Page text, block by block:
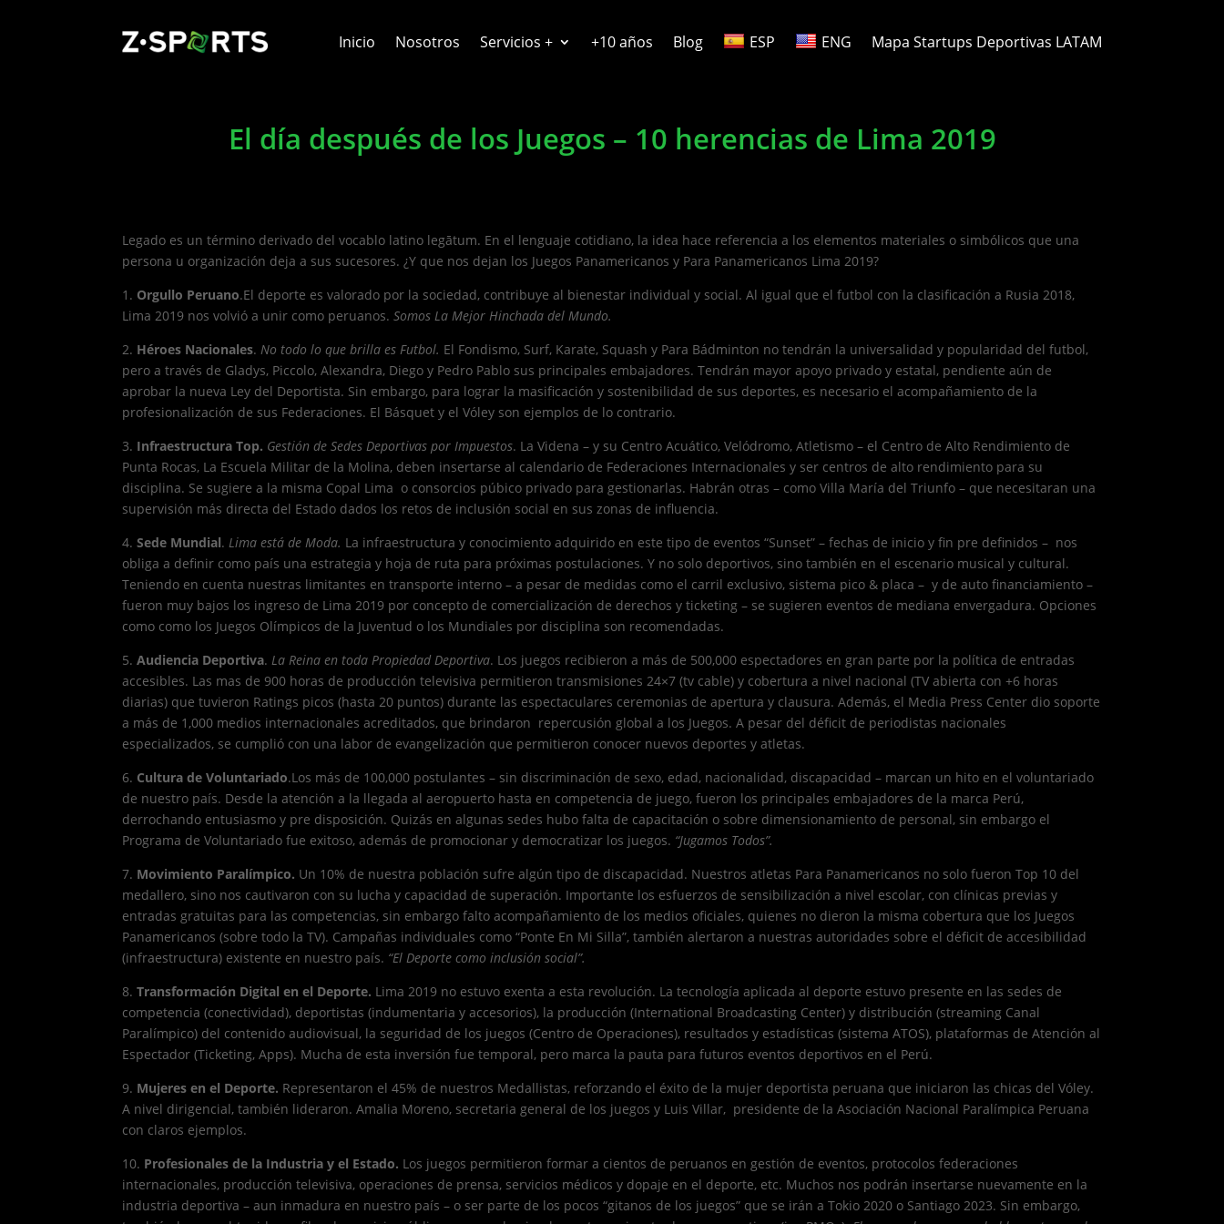
Inicio Nosotros Servicios + +10 años Blog ESP ENG Mapa Startups Deportivas LATAM
El día después de los Juegos – 10 herencias de Lima 2019
Legado es un término derivado del vocablo latino legātum. En el lenguaje cotidiano, la idea hace referencia a los elementos materiales o simbólicos que una
persona u organización deja a sus sucesores. ¿Y que nos dejan los Juegos Panamericanos y Para Panamericanos Lima 2019?
1. Orgullo Peruano.El deporte es valorado por la sociedad, contribuye al bienestar individual y social. Al igual que el futbol con la clasificación a Rusia 2018,
Lima 2019 nos volvió a unir como peruanos. Somos La Mejor Hinchada del Mundo.
2. Héroes Nacionales.No todo lo que brilla es Futbol. El Fondismo, Surf, Karate, Squash y Para Bádminton no tendrán la universalidad y popularidad del futbol,
pero a través de Gladys, Piccolo, Alexandra, Diego y Pedro Pablo sus principales embajadores. Tendrán mayor apoyo privado y estatal, pendiente aún de
aprobar la nueva Ley del Deportista. Sin embargo, para lograr la masificación y sostenibilidad de sus deportes, es necesario el acompañamiento de la
profesionalización de sus Federaciones. El Básquet y el Vóley son ejemplos de lo contrario.
3. Infraestructura Top. Gestión de Sedes Deportivas por Impuestos. La Videna – y su Centro Acuático, Velódromo, Atletismo – el Centro de Alto Rendimiento de
Punta Rocas, La Escuela Militar de la Molina, deben insertarse al calendario de Federaciones Internacionales y ser centros de alto rendimiento para su
disciplina. Se sugiere a la misma Copal Lima o consorcios púbico privado para gestionarlas. Habrán otras – como Villa María del Triunfo – que necesitaran una
supervisión más directa del Estado dados los retos de inclusión social en sus zonas de influencia.
4.Sede Mundial.Lima está de Moda. La infraestructura y conocimiento adquirido en este tipo de eventos “Sunset” – fechas de inicio y fin pre definidos – nos
obliga a definir como país una estrategia y hoja de ruta para próximas postulaciones. Y no solo deportivos, sino también en el escenario musical y cultural.
Teniendo en cuenta nuestras limitantes en transporte interno – a pesar de medidas como el carril exclusivo, sistema pico & placa – y de auto financiamiento –
fueron muy bajos los ingreso de Lima 2019 por concepto de comercialización de derechos y ticketing – se sugieren eventos de mediana envergadura. Opciones
como como los Juegos Olímpicos de la Juventud o los Mundiales por disciplina son recomendadas.
5.Audiencia Deportiva.La Reina en toda Propiedad Deportiva. Los juegos recibieron a más de 500,000 espectadores en gran parte por la política de entradas
accesibles. Las mas de 900 horas de producción televisiva permitieron transmisiones 24×7 (tv cable) y cobertura a nivel nacional (TV abierta con +6 horas
diarias) que tuvieron Ratings picos (hasta 20 puntos) durante las espectaculares ceremonias de apertura y clausura. Además, el Media Press Center dio soporte
a más de 1,000 medios internacionales acreditados, que brindaron repercusión global a los Juegos. A pesar del déficit de periodistas nacionales
especializados, se cumplió con una labor de evangelización que permitieron conocer nuevos deportes y atletas.
6. Cultura de Voluntariado.Los más de 100,000 postulantes – sin discriminación de sexo, edad, nacionalidad, discapacidad – marcan un hito en el voluntariado
de nuestro país. Desde la atención a la llegada al aeropuerto hasta en competencia de juego, fueron los principales embajadores de la marca Perú,
derrochando entusiasmo y pre disposición. Quizás en algunas sedes hubo falta de capacitación o sobre dimensionamiento de personal, sin embargo el
Programa de Voluntariado fue exitoso, además de promocionar y democratizar los juegos. “Jugamos Todos”.
7. Movimiento Paralímpico. Un 10% de nuestra población sufre algún tipo de discapacidad. Nuestros atletas Para Panamericanos no solo fueron Top 10 del
medallero, sino nos cautivaron con su lucha y capacidad de superación. Importante los esfuerzos de sensibilización a nivel escolar, con clínicas previas y
entradas gratuitas para las competencias, sin embargo falto acompañamiento de los medios oficiales, quienes no dieron la misma cobertura que los Juegos
Panamericanos (sobre todo la TV). Campañas individuales como “Ponte En Mi Silla”, también alertaron a nuestras autoridades sobre el déficit de accesibilidad
(infraestructura) existente en nuestro país. “El Deporte como inclusión social”.
8.Transformación Digital en el Deporte. Lima 2019 no estuvo exenta a esta revolución. La tecnología aplicada al deporte estuvo presente en las sedes de
competencia (conectividad), deportistas (indumentaria y accesorios), la producción (International Broadcasting Center) y distribución (streaming Canal
Paralímpico) del contenido audiovisual, la seguridad de los juegos (Centro de Operaciones), resultados y estadísticas (sistema ATOS), plataformas de Atención al
Espectador (Ticketing, Apps). Mucha de esta inversión fue temporal, pero marca la pauta para futuros eventos deportivos en el Perú.
9. Mujeres en el Deporte. Representaron el 45% de nuestros Medallistas, reforzando el éxito de la mujer deportista peruana que iniciaron las chicas del Vóley.
A nivel dirigencial, también lideraron. Amalia Moreno, secretaria general de los juegos y Luis Villar, presidente de la Asociación Nacional Paralímpica Peruana
con claros ejemplos.
10. Profesionales de la Industria y el Estado. Los juegos permitieron formar a cientos de peruanos en gestión de eventos, protocolos federaciones
internacionales, producción televisiva, operaciones de prensa, servicios médicos y dopaje en el deporte, etc. Muchos nos podrán insertarse nuevamente en la
industria deportiva – aun inmadura en nuestro país – o ser parte de los pocos “gitanos de los juegos” que se irán a Tokio 2020 o Santiago 2023. Sin embargo,